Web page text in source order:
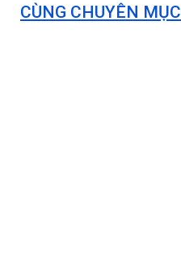
CÙNG CHUYÊN MỤC